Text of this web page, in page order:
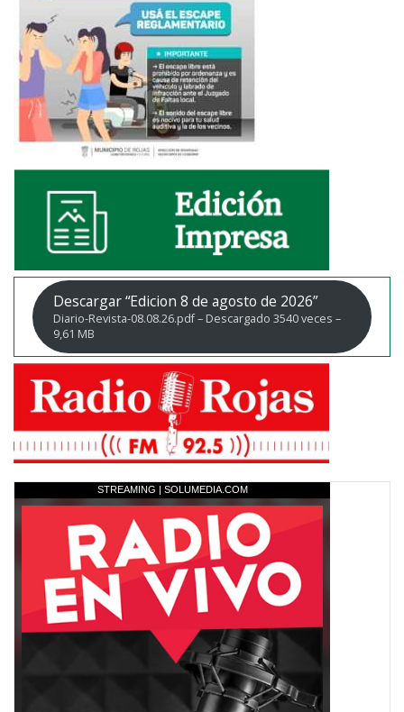
Descargar “Edicion 8 de agosto de 2026”
Diario-Revista-08.08.26.pdf – Descargado 3540 veces –
9,61 MB